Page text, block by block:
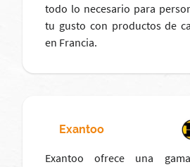
todo lo necesario para
tu gusto con productos de
en Francia.
Exantoo
Exantoo ofrece una